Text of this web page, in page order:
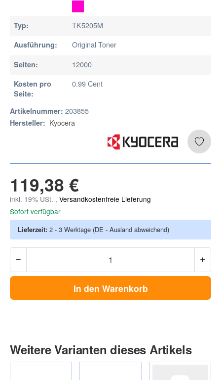
Typ: TK5205M
Ausführung: Original Toner
Seiten: 12000
Kosten pro
Seite:
0.99 Cent
Artikelnummer: 203855
Hersteller: Kyocera
119,38 €
inkl. 19% USt. , Versandkostenfreie Lieferung
Sofort verfügbar
Lieferzeit: 2 - 3 Werktage (DE - Ausland abweichend)
In den Warenkorb
Weitere Varianten dieses Artikels